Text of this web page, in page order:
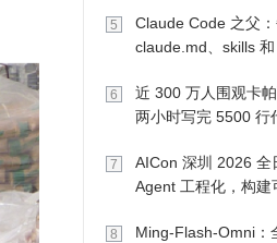
5
Claude Code 之父
claude.md、skills 和
6
近 300 万人围观卡
两小时写完 5500 行
7
AICon 深圳 2026 全
Agent 工程化，构建
8
Ming-Flash-Omni：